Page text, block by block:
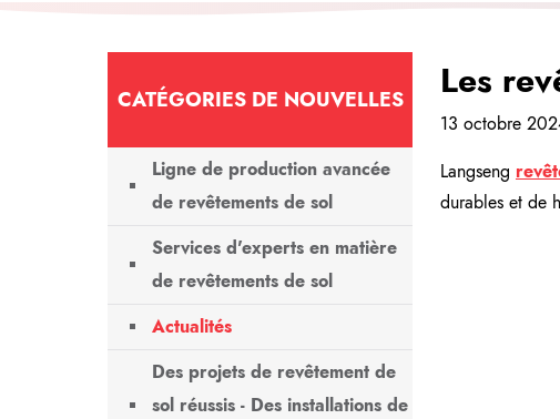
CATÉGORIES DE NOUVELLES
Ligne de production avancée
de revêtements de sol
Services d'experts en matière
de revêtements de sol
Actualités
Des projets de revêtement de
sol réussis - Des installations de
Les
13 octobre
Langseng
durables et de